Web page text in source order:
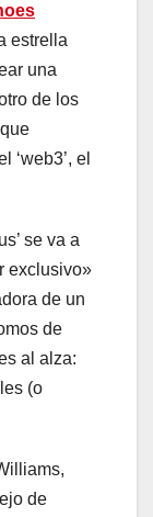
estrella
una
de los
‘web3’, el
se va a
exclusivo»
de un
de
al alza:
(o
de